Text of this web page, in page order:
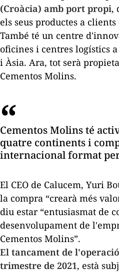
(Croàcia) amb port propi,
els seus productes a clients
També té un centre
oficines i centres logístics
i Àsia. Ara, tot serà
Cementos Molins.
Cementos Molins té
quatre continents i
internacional format
El CEO de Calucem, Yuri
la compra “crearà més
diu estar “entusiasmat de
desenvolupament de
Cementos Molins”.
El tancament de
trimestre de 2021, està